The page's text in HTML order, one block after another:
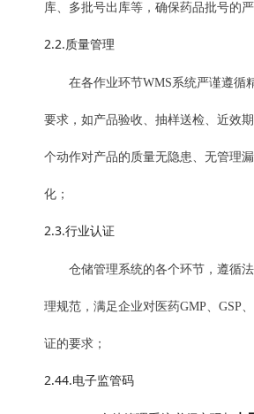
库、多批号出库等，确保药品批号的
2.2.质量管理
在各作业环节WMS系统严谨遵循
要求，如产品验收、抽样送检、近效
个动作对产品的质量无隐患、无管理
化；
2.3.行业认证
仓储管理系统的各个环节，遵循
理规范，满足企业对医药GMP、GSP
证的要求；
2.44.电子监管码